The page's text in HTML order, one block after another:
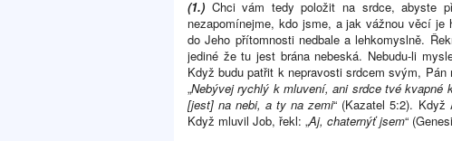
(1.) Chci vám tedy položit na srdce, abyste
nezapomínejme, kdo jsme, a jak vážnou věcí
do Jeho přítomnosti nedbale a lehkomyslně.
jediné že tu jest brána nebeská. Nebudu-li
Když budu patřit k nepravosti srdcem svým,
„Nebývej rychlý k mluvení, ani srdce tvé
[jest] na nebi, a ty na zemi“ (Kazatel 5:2). Když
Když mluvil Job, řekl: „Aj, chaternýť jsem“